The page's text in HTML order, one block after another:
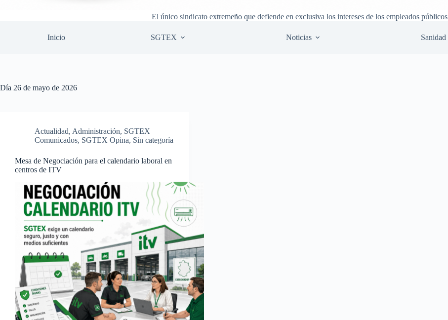
El único sindicato extremeño que defiende en exclusiva los intereses de los empleados públicos
Inicio SGTEX Noticias Sanidad
Día 26 de mayo de 2026
Actualidad, Administración, SGTEX
Comunicados, SGTEX Opina, Sin categoría
Mesa de Negociación para el calendario laboral en
centros de ITV